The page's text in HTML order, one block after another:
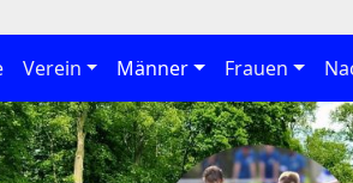
Verein Männer Frauen